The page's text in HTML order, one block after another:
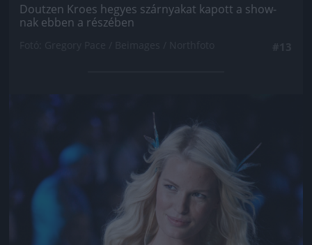
Doutzen Kroes hegyes szárnyakat kapott a show-
nak ebben a részében
Jön még kép!